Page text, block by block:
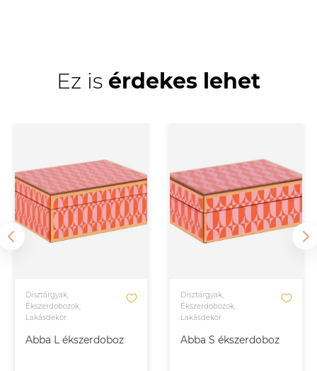
Ez is érdekes lehet
Abba L ékszerdoboz
Dísztárgyak,
Ékszerdobozok,
Lakásdekor
Abba S ékszerdoboz
Dísztárgyak,
Ékszerdobozok,
Lakásdekor